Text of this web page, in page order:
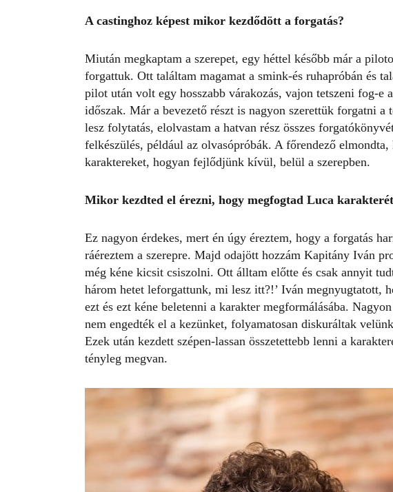
A castinghoz képest mikor kezdődött a forgatás?
Miután megkaptam a szerepet, egy héttel később már a
forgattuk. Ott találtam magamat a smink-és ruhapróbán és
pilot után volt egy hosszabb várakozás, vajon tetszeni fog-e
időszak. Már a bevezető részt is nagyon szerettük forgatni
lesz folytatás, elolvastam a hatvan rész összes
felkészülés, például az olvasópróbák. A főrendező
karaktereket, hogyan fejlődjünk kívül, belül a szerepben.
Mikor kezdted el érezni, hogy megfogtad Luca karakter
Ez nagyon érdekes, mert én úgy éreztem, hogy a forgatás
ráéreztem a szerepre. Majd odajött hozzám Kapitány Iván
még kéne kicsit csiszolni. Ott álltam előtte és csak annyit
három hetet leforgattunk, mi lesz itt?!’ Iván megnyugtatott,
ezt és ezt kéne beletenni a karakter megformálásába.
nem engedték el a kezünket, folyamatosan diskuráltak
Ezek után kezdett szépen-lassan összetettebb lenni a
tényleg megvan.